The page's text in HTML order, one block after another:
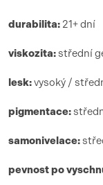
durabilita: 21+ dní
viskozita:střední
lesk:vysoký /
pigmentace:
samonivelace:
pevnost po